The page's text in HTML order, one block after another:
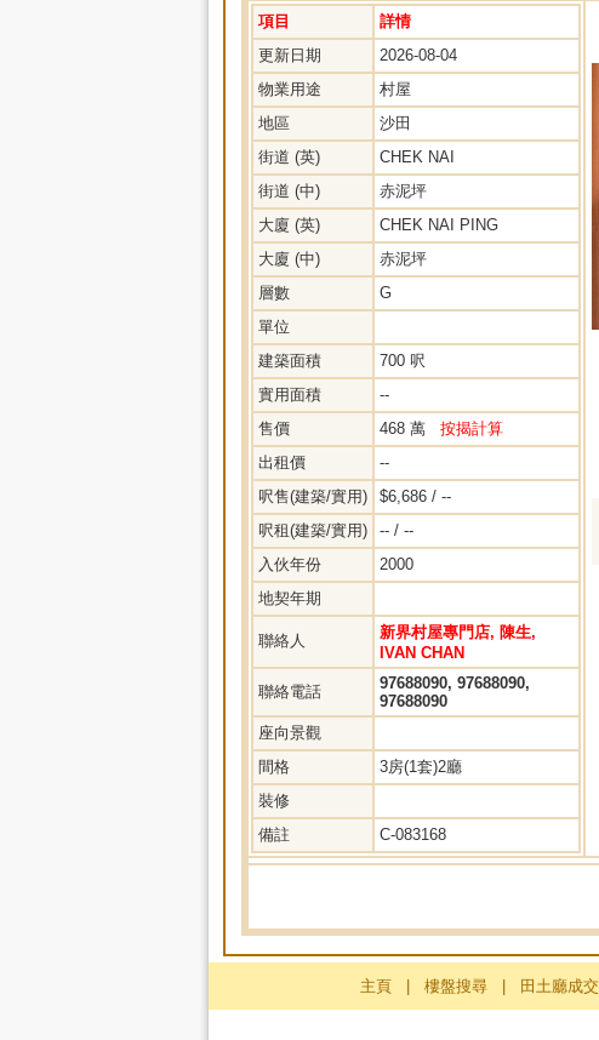
項目
詳情
更新日期
2026-08-04
物業用途
村屋
地區
沙田
街道 (英)
CHEK NAI
街道 (中)
赤泥坪
大廈 (英)
CHEK NAI PING
大廈 (中)
赤泥坪
層數
G
單位
建築面積
700 呎
實用面積
--
售價
468 萬 按揭計算
出租價
--
呎售(建築/實用)
$6,686 / --
呎租(建築/實用)
-- / --
入伙年份
2000
地契年期
聯絡人
新界村屋專門店, 陳生,
IVAN CHAN
聯絡電話
97688090, 97688090,
97688090
座向景觀
間格
3房(1套)2廳
裝修
備註
C-083168
主頁 樓盤搜尋 田土廳成交